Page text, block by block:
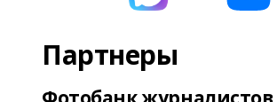
Партнеры